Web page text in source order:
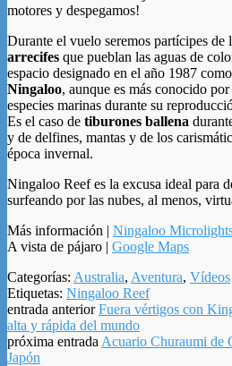
motores y despegamos!
Durante el vuelo seremos partícipes de
arrecifes que pueblan las aguas de
espacio designado en el año 1987 como
Ningaloo, aunque es más conocido
especies marinas durante su
Es el caso de tiburones ballena
y de delfines, mantas y de los
época invernal.
Ningaloo Reef es la excusa ideal para
surfeando por las nubes, al menos,
Más información | Ningaloo
A vista de pájaro | Google Maps
Categorías: Australia, Aventura, Vídeos
Etiquetas: Ningaloo Reef
entrada anteriorFuera vértigos con
alta y rápida del mundo
próxima entrada Acuario Churaumi de
Japón